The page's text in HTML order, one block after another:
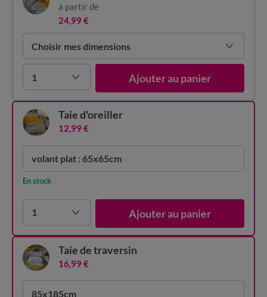
Choisir mes dimensions
1 Ajouter au panier
à partir de
24,99 €
volant plat : 65x65cm
En stock
1 Ajouter au panier
Taie d'oreiller
12,99 €
85x185cm
Taie de traversin
16,99 €